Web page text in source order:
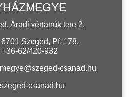
Aradi vértanúk tere 2.
Szeged, Pf. 178.
+36-62/420-932
csanad.hu
csanad.hu